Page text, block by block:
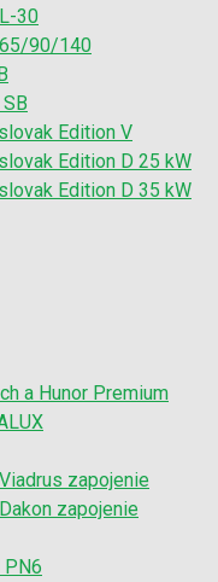
30
65/90/140
Edition V
Edition D 25 kW
Edition D 35 kW
a Hunor Premium
zapojenie
zapojenie
PN6